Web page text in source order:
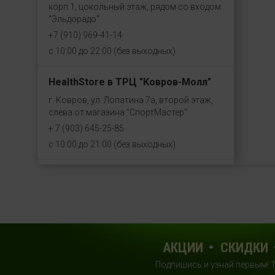
корп.1, цокольный этаж, рядом со входом
"Эльдорадо"
+7 (910) 969-41-14
с 10:00 до 22:00 (без выходных)
HealthStore в ТРЦ "Ковров-Молл"
г. Ковров, ул. Лопатина 7а, второй этаж,
слева от магазина "СпортМастер"
+ 7 (903) 645-25-85
с 10:00 до 21:00 (без выходных)
с 10:00 до 22:00 (без выходных)
АКЦИИ СКИДКИ
Подпишись и узнай первым!